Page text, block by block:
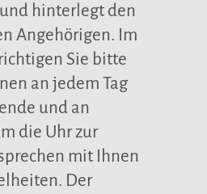
hinterlegt den
Angehörigen. Im
Sie bitte
an jedem Tag
und an
die Uhr zur
mit Ihnen
Der